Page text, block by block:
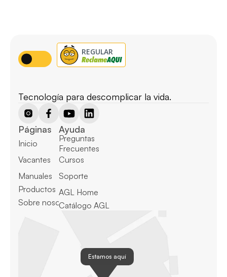
Tecnología para descomplicar la vida.
Páginas
Inicio
Vacantes
Manuales
Productos
Sobre nosotros
Ayuda
Preguntas
Frecuentes
Cursos
Soporte
AGL Home
Catálogo AGL
Estamos aquí